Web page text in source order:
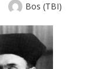
Author
Bos (TBI)